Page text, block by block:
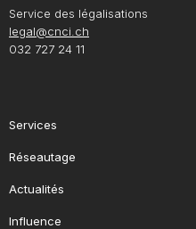
Service des légalisations
legal@cnci.ch
032 727 24 11
Services
Réseautage
Actualités
Influence